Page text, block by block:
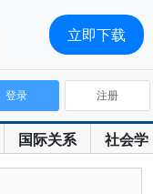
国际关系 社会学
登录 注册
立即下载